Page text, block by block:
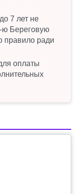
7 лет не
ю Береговую
правило ради
оплаты